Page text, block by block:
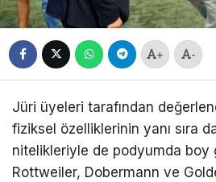
+ -
Jüri üyeleri tarafından
fiziksel özelliklerinin yanı sıra
nitelikleriyle de podyumda boy
Rottweiler, Dobermann ve